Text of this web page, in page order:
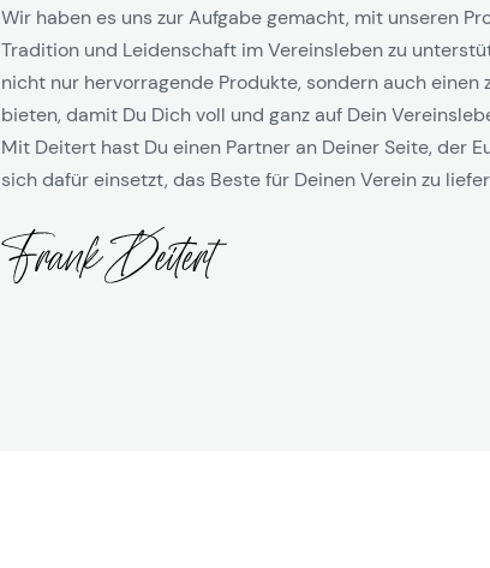
Wir haben es uns zur Aufgabe gemacht, mit unseren
Tradition und Leidenschaft im Vereinsleben zu
nicht nur hervorragende Produkte, sondern auch einen
bieten, damit Du Dich voll und ganz auf Dein
Mit Deitert hast Du einen Partner an Deiner Seite, der
sich dafür einsetzt, das Beste für Deinen Verein zu